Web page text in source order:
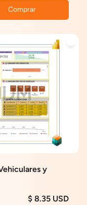
Comprar
y
$ 8.35 USD